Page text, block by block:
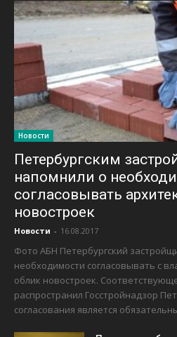
Новости
Петербургским
напомнили о
согласовывать
новостроек
Новости - 16.08.2017
Фото АБН Петербургский
необходимости согласовывать с
облик новостроек.
распространил Госстройнадзор
согласования является